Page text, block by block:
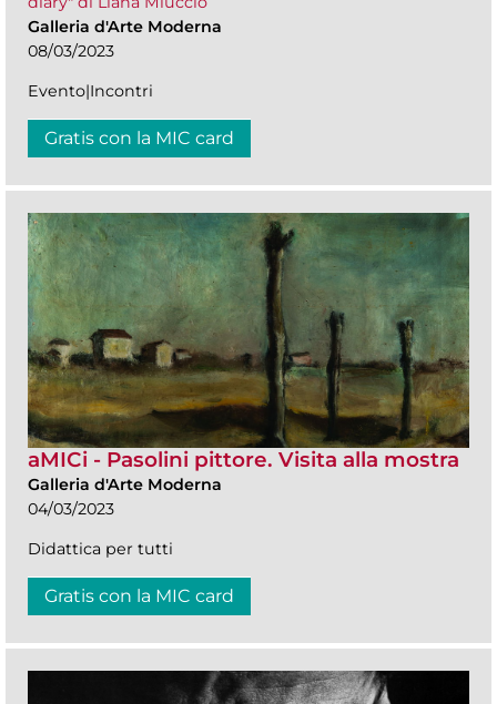
Galleria d'Arte Moderna
08/03/2023
Evento|Incontri
Gratis con la MIC card
aMICi - Pasolini pittore. Visita alla mostra
Galleria d'Arte Moderna
04/03/2023
Didattica per tutti
Gratis con la MIC card